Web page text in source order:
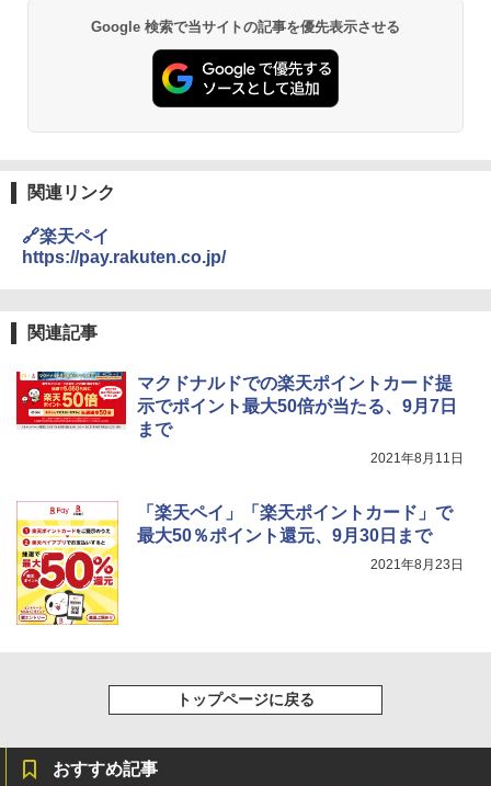
Google 検索で当サイトの記事を優先表示させる
関連リンク
🔗楽天ペイ
https://pay.rakuten.co.jp/
関連記事
マクドナルドでの楽天ポイントカード提
示でポイント最大50倍が当たる、9月7日
まで
2021年8月11日
「楽天ペイ」「楽天ポイントカード」で
最大50％ポイント還元、9月30日まで
2021年8月23日
トップページに戻る
おすすめ記事